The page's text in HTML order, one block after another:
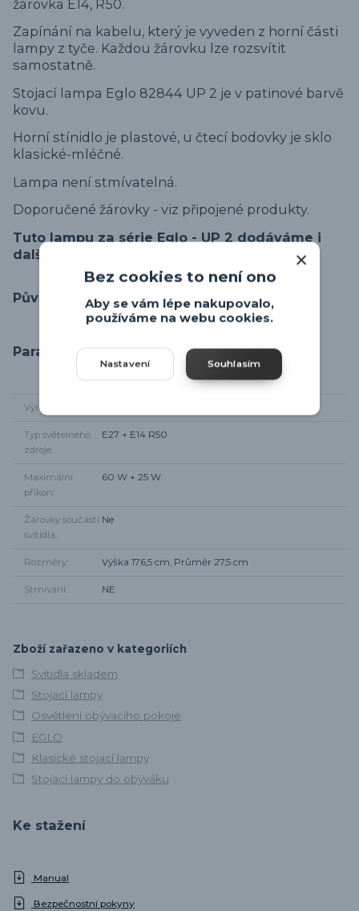
žárovka E14, R50.
Zapínání na kabelu, který je vyveden z horní části
lampy z tyče. Každou žárovku lze rozsvítit
samostatně.
Stojací lampa Eglo 82844 UP 2 je v patinové barvě
kovu.
Horní stínidlo je plastové, u čtecí bodovky je sklo
klasické-mléčné.
Lampa není stmívatelná.
Doporučené žárovky - viz připojené produkty.
Tuto lampu za série Eglo - UP 2 dodáváme i
dalších povrchových úpravách.
Původ zboží
Parametry
Výrobce
Typ světelného
zdroje
E27 + E14 R50
Maximální
příkon
60 W + 25 W
Žárovky součástí
svítidla
Ne
Rozměry Výška 176,5 cm, Průměr 27,5 cm
Stmívání NE
Zboží zařazeno v kategoriích
Svítidla skladem
Stojací lampy
Osvětlení obývacího pokoje
EGLO
Klasické stojací lampy
Stojací lampy do obýváku
Ke stažení
Manual
Bezpečnostní pokyny
Bez cookies to není ono
Aby se vám lépe nakupovalo,
používáme na webu cookies.
Nastavení Souhlasím